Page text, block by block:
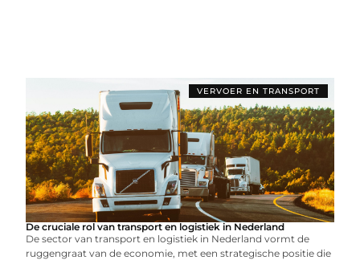
VERVOER EN TRANSPORT
De cruciale rol van transport en logistiek in Nederland
De sector van transport en logistiek in Nederland vormt de
ruggengraat van de economie, met een strategische positie die